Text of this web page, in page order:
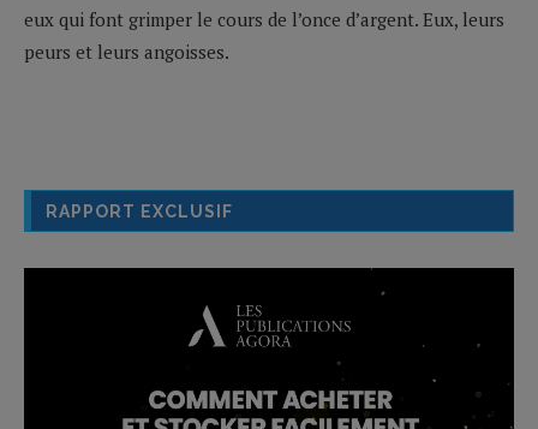
eux qui font grimper le cours de l’once d’argent. Eux, leurs
peurs et leurs angoisses.
RAPPORT EXCLUSIF